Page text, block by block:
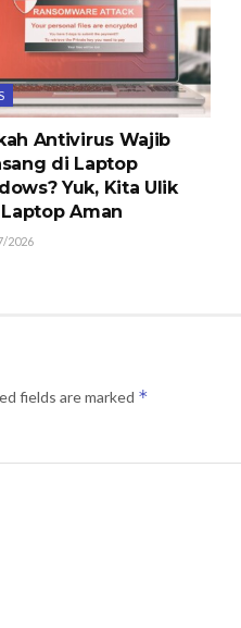
Antivirus Wajib
di Laptop
Yuk, Kita Ulik
Aman
2026
fields are marked *